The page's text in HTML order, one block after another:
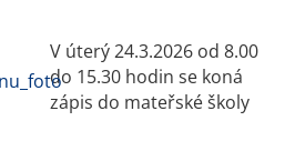
V úterý 24.3.2026 od 8.00
do 15.30 hodin se koná
zápis do mateřské školy